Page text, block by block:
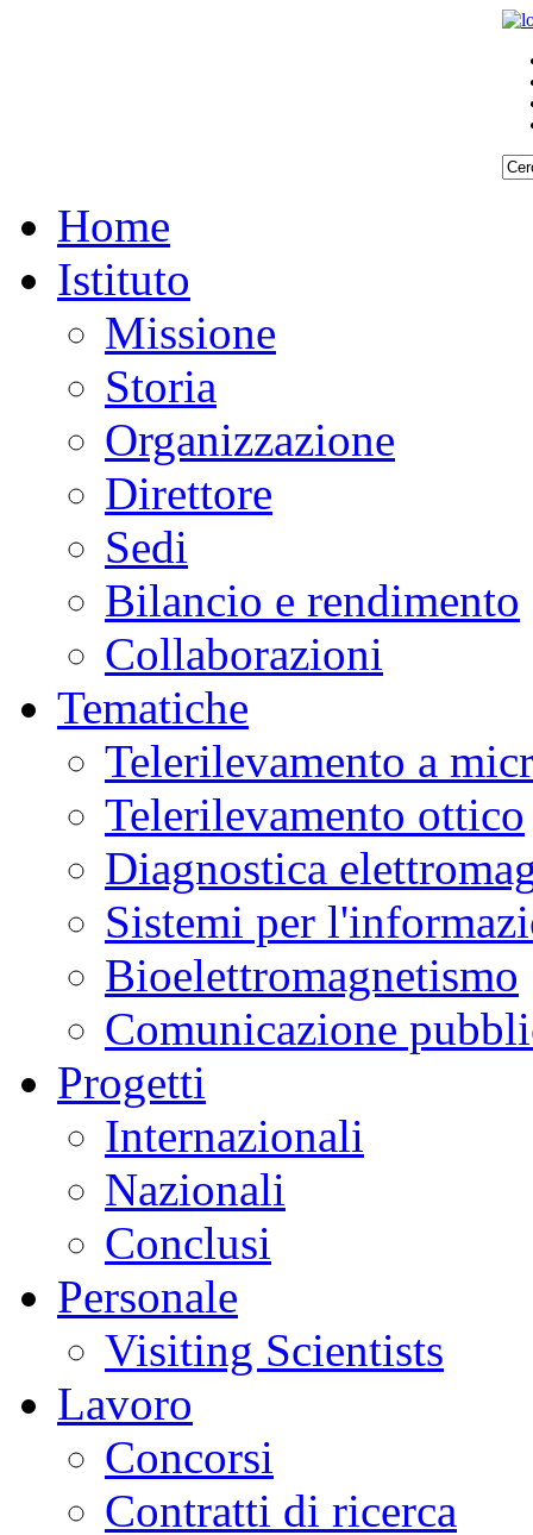
Home
Istituto
Missione
Storia
Organizzazione
Direttore
Sedi
Bilancio e rendimento
Collaborazioni
Tematiche
Telerilevamento a
Telerilevamento ottico
Diagnostica
Sistemi per
Bioelettromagnetismo
Comunicazione
Progetti
Internazionali
Nazionali
Conclusi
Personale
Visiting Scientists
Lavoro
Concorsi
Contratti di ricerca